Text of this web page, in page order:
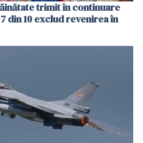
trimit în continuare
din 10 exclud revenirea în